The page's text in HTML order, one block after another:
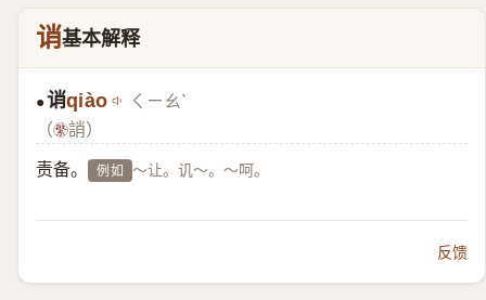
诮基本解释
●诮qiào ㄑㄧㄠˋ
（
誚）
责备。
例如 ～让。讥～。～呵。
反馈